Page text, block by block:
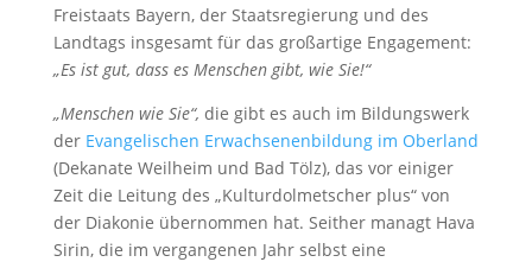
Freistaats Bayern, der Staatsregierung und des
Landtags insgesamt für das großartige Engagement:
„Es ist gut, dass es Menschen gibt, wie Sie!“
„Menschen wie Sie“, die gibt es auch im Bildungswerk
der Evangelischen Erwachsenenbildung im Oberland
(Dekanate Weilheim und Bad Tölz), das vor einiger
Zeit die Leitung des „Kulturdolmetscher plus“ von
der Diakonie übernommen hat. Seither managt Hava
Sirin, die im vergangenen Jahr selbst eine